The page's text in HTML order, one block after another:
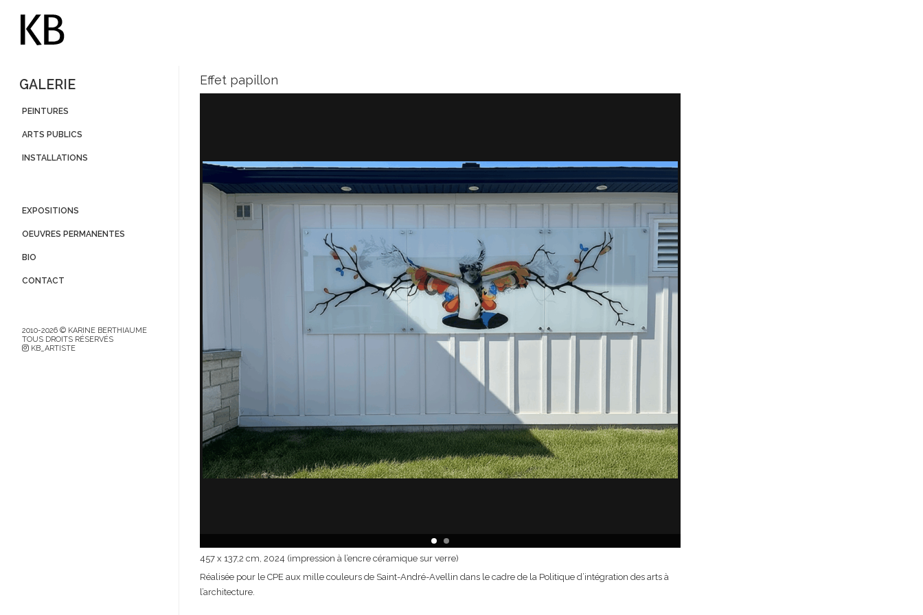
GALERIE
PEINTURES
ARTS PUBLICS
INSTALLATIONS
EXPOSITIONS
OEUVRES PERMANENTES
BIO
CONTACT
2010-2026 © KARINE BERTHIAUME
TOUS DROITS RÉSERVÉS
KB_ARTISTE
Effet papillon
457 x 137,2 cm, 2024 (impression à l’encre céramique sur verre)
Réalisée pour le CPE aux mille couleurs de Saint-André-Avellin dans le cadre de la Politique d’intégration des arts à
l’architecture.